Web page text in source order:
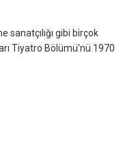
sanatçılığı gibi birçok
Tiyatro Bölümü'nü 1970